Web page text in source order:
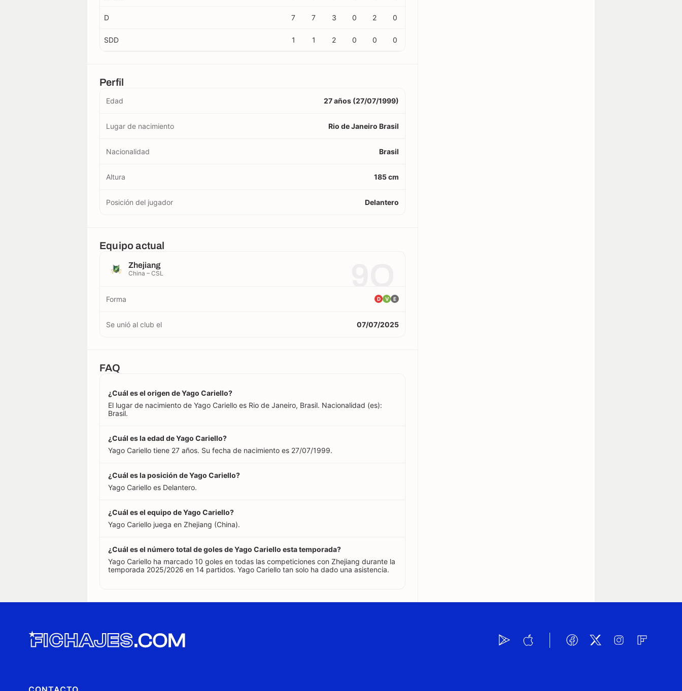
D 7 7 3 0 2 0
SDD 1 1 2 0 0 0
Perfil
Edad 27 años (27/07/1999)
Lugar de nacimiento Rio de Janeiro Brasil
Nacionalidad Brasil
Altura 185 cm
Posición del jugador Delantero
Equipo actual
Zhejiang
China – CSL
Forma D V E
Se unió al club el 07/07/2025
FAQ
¿Cuál es el origen de Yago Cariello?
El lugar de nacimiento de Yago Cariello es Rio de Janeiro, Brasil. Nacionalidad (es):
Brasil.
¿Cuál es la edad de Yago Cariello?
Yago Cariello tiene 27 años. Su fecha de nacimiento es 27/07/1999.
¿Cuál es la posición de Yago Cariello?
Yago Cariello es Delantero.
¿Cuál es el equipo de Yago Cariello?
Yago Cariello juega en Zhejiang (China).
¿Cuál es el número total de goles de Yago Cariello esta temporada?
Yago Cariello ha marcado 10 goles en todas las competiciones con Zhejiang durante la
temporada 2025/2026 en 14 partidos. Yago Cariello tan solo ha dado una asistencia.